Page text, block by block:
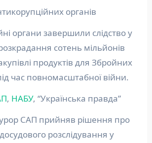
органів
сотень мільйонів
продуктів для Збройних
час повномасштабної війни.
, НАБУ, “Українська правда”
САП прийняв рішення про
розслідування у